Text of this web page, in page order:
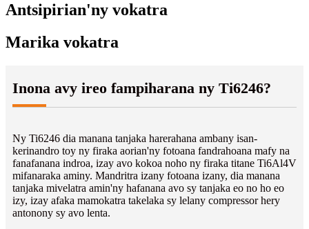
Antsipirian'ny vokatra
Marika vokatra
Inona avy ireo fampiharana ny Ti6246?
Ny Ti6246 dia manana tanjaka harerahana ambany isan-
kerinandro toy ny firaka aorian'ny fotoana fandrahoana mafy na
fanafanana indroa, izay avo kokoa noho ny firaka titane Ti6Al4V
mifanaraka aminy. Mandritra izany fotoana izany, dia manana
tanjaka mivelatra amin'ny hafanana avo sy tanjaka eo no ho eo
izy, izay afaka mamokatra takelaka sy lelany compressor hery
antonony sy avo lenta.